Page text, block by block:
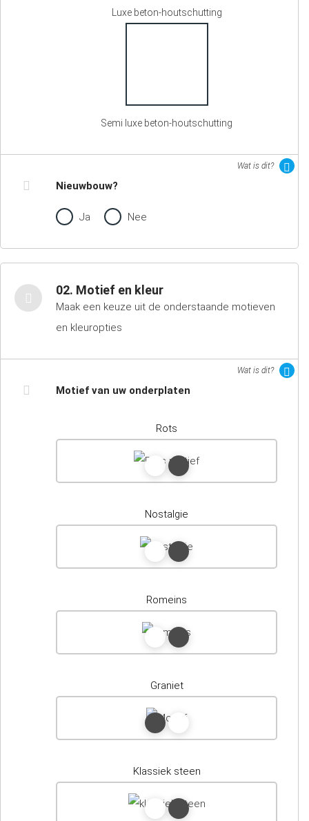
Luxe beton-houtschutting
Semi luxe beton-houtschutting
Wat is dit?
Nieuwbouw?
Ja Nee
02. Motief en kleur
Maak een keuze uit de onderstaande motieven
en kleuropties
Wat is dit?
Motief van uw onderplaten
Rots
Nostalgie
Romeins
Graniet
Klassiek steen